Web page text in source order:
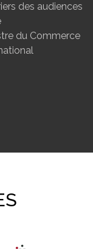
des audiences
du Commerce